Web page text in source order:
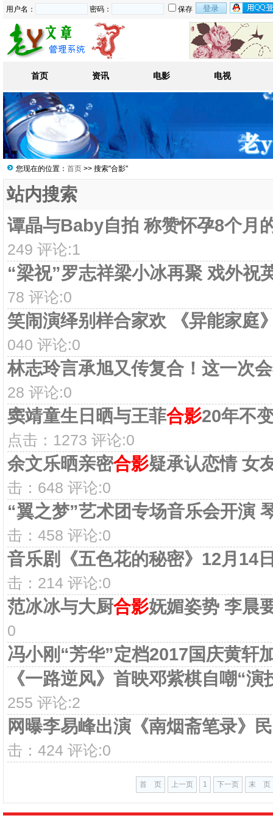
用户名： 密码： 保存
首页 资讯 电影 电视
您现在的位置： 首页 >> 搜索"合影"
站内搜索
谭晶与Baby自拍 称赞怀孕8个月
249 评论:1
“梁祝”罗志祥梁小冰再聚 戏外祝
78 评论:0
笑闹演绎别样合家欢 《异能家庭
040 评论:0
林志玲言承旭又传复合！这一次
28 评论:0
窦靖童生日晒与王菲合影20年不
点击：1273 评论:0
余文乐晒亲密合影疑承认恋情 女
击：648 评论:0
“翼之梦”艺术团专场音乐会开演
击：458 评论:0
音乐剧《五色花的秘密》12月14
击：214 评论:0
范冰冰与大厨合影妩媚姿势 李晨
0
冯小刚“芳华”定档2017国庆黄轩
《一路逆风》首映邓紫棋自嘲“演
255 评论:2
网曝李易峰出演《南烟斋笔录》
击：424 评论:0
首 页 上一页 1 下一页 末 页